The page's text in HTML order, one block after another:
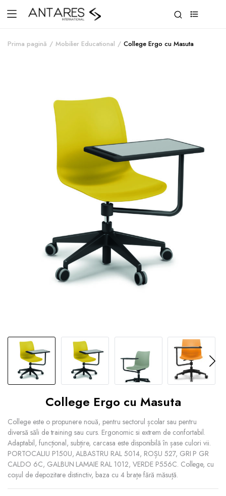
Prima pagină Mobilier Educational College Ergo cu Masuta
College Ergo cu Masuta
College este o propunere nouă, pentru sectorul școlar sau pentru
diversă săli de training sau curs. Ergonomic si extrem de confortabil.
Adaptabil, funcțional, subțire, carcasa este disponibilă în șase culori vii.
PORTOCALIU P150U, ALBASTRU RAL 5014, ROȘU 527, GRI P GR
CALDO 6C, GALBUN LAMAIE RAL 1012, VERDE P556C. College, cu
coșul de depozitare distinctiv, baza cu 4 brațe fără măsuță.